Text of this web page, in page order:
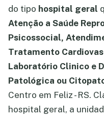
do tipo hospital geral
Atenção a Saúde
Psicossocial,
Tratamento
Laboratório Clinico e
Patológica ou
Centro em Feliz - RS.
hospital geral, a